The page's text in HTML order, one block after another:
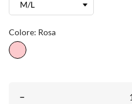
Colore: Rosa
Rosa
–